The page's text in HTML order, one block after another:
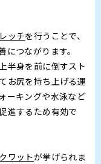
ッチを行うことで、
つながります。
半身を前に倒すスト
お尻を持ち上げる運
ーキングや水泳など
進するため有効で
ワットが挙げられま